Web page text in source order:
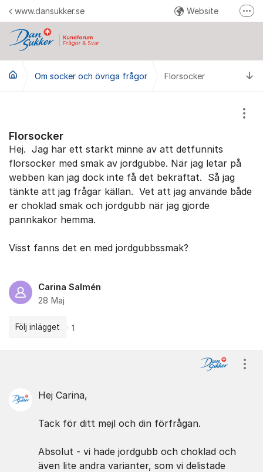
Hoppa till innehåll
www.dansukker.se Website
YouTube
Om socker och övriga frågor Florsocker
Florsocker
Hej. Jag har ett starkt minne av att detfunnits
florsocker med smak av jordgubbe. När jag letar på
webben kan jag dock inte få det bekräftat. Så jag
tänkte att jag frågar källan. Vet att jag använde både
er choklad smak och jordgubb när jag gjorde
pannkakor hemma.
Visst fanns det en med jordgubbssmak?
Carina Salmén
28 Maj
Följ inlägget 1
Hej Carina,
Tack för ditt mejl och din förfrågan.
Absolut - vi hade jordgubb och choklad och
även lite andra varianter, som vi delistade